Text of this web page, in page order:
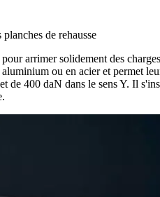
de rehausse
arrimer solidement des
ou en acier et permet
de 400 daN dans le sens Y. Il